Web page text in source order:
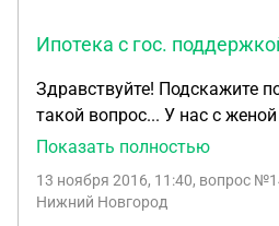
Ипотека с гос.
Здравствуйте! Подскажите
такой вопрос... У нас с
месяц назад, решили взять ипотеку
квартире), у жены есть
Показать полностью
13 ноября 2016, 11:40, вопрос
Нижний Новгород